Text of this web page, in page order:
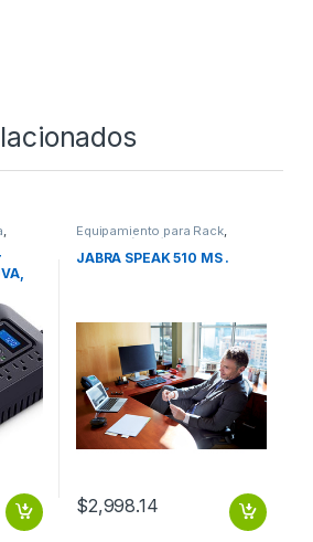
Equipamiento para Rack,
Protección Eléctrica
JABRA SPEAK 510 MS .
$2,998.14